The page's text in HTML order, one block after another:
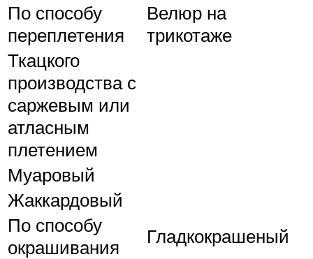
По способу
переплетения
Велюр на
трикотаже
Ткацкого
производства с
саржевым или
атласным
плетением
Муаровый
Жаккардовый
По способу
окрашивания
Гладкокрашеный